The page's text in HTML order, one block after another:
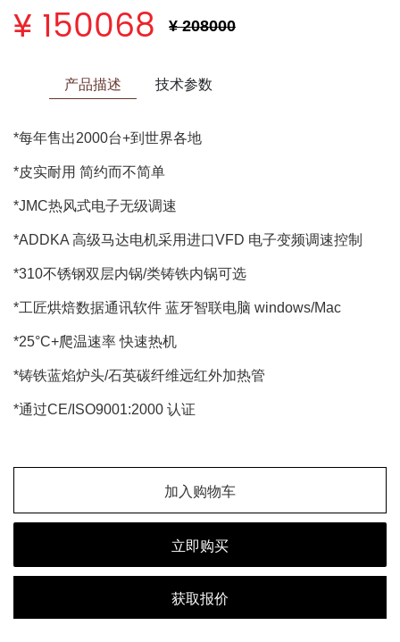
¥ 150068 ¥ 208000
产品描述 技术参数
*每年售出2000台+到世界各地
*皮实耐用 简约而不简单
*JMC热风式电子无级调速
*ADDKA 高级马达电机采用进口VFD 电子变频调速控制
*310不锈钢双层内锅/类铸铁内锅可选
*工匠烘焙数据通讯软件 蓝牙智联电脑 windows/Mac
*25°C+爬温速率 快速热机
*铸铁蓝焰炉头/石英碳纤维远红外加热管
*通过CE/ISO9001:2000 认证
加入购物车
立即购买
获取报价